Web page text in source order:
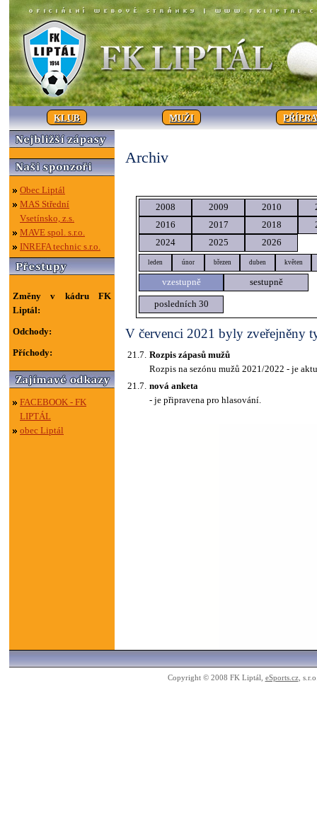
KLUB MUŽI
Obec Liptál
MAS Střední
Vsetínsko, z.s.
MAVE spol. s.r.o.
INREFA technic s.r.o.
Změny v kádru FK
Liptál:
Odchody:
Příchody:
FACEBOOK - FK
LIPTÁL
obec Liptál
Archiv
2008 2009 2010
2016
2017 2018
2024
2025 2026
leden únor březen duben květen
vzestupně sestupně
posledních 30
V červenci 2021 byly zveřejněny
21.7. Rozpis zápasů mužů
Rozpis na sezónu mužů 2021/2022 - je
21.7. nová anketa
- je připravena pro hlasování.
Copyright © 2008 FK Liptál, eSports.cz,